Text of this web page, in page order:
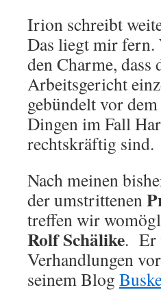
Irion schreibt
Das liegt mir fern.
den Charme,
Arbeitsgericht
gebündelt vor dem
Dingen im Fall
rechtskräftig sind.
Nach meinen
der umstrittenen
treffen wir
Rolf Schälike. Er
Verhandlungen
seinem Blog